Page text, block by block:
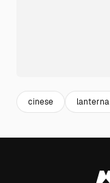
cinese lanterna